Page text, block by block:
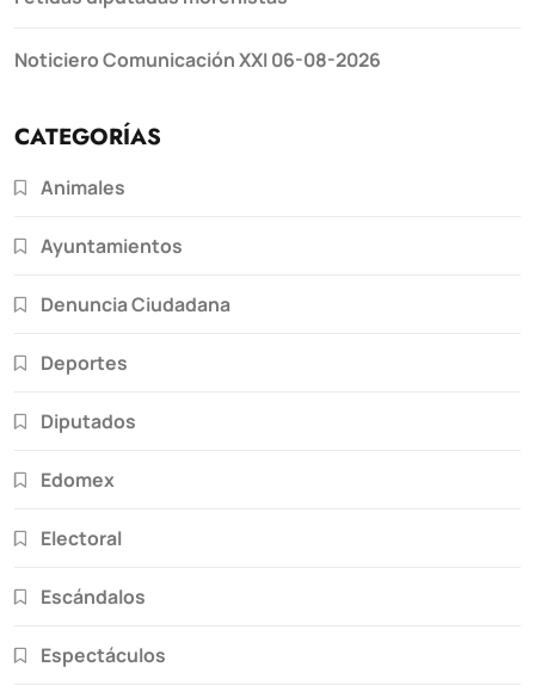
Noticiero Comunicación XXI 06-08-2026
CATEGORÍAS
Animales
Ayuntamientos
Denuncia Ciudadana
Deportes
Diputados
Edomex
Electoral
Escándalos
Espectáculos